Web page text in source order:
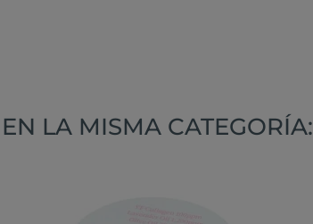
LA MISMA CATEGORÍA: